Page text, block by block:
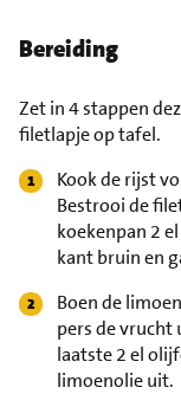
Bereiding
Zet in 4 stappen
filetlapje op tafel.
Kook de rijst
Bestrooi de
koekenpan 2
kant bruin en
Boen de
pers de vrucht
laatste 2 el
limoenolie uit.